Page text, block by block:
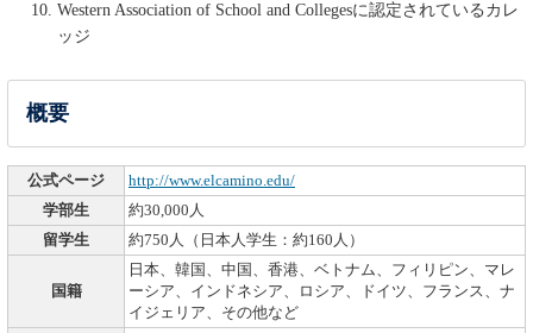
Western Association of School and Collegesに認定されているカレ
ッジ
概要
公式ページ
http://www.elcamino.edu/
学部生
約30,000人
留学生
約750人（日本人学生：約160人）
国籍
日本、韓国、中国、香港、ベトナム、フィリピン、マレ
ーシア、インドネシア、ロシア、ドイツ、フランス、ナ
イジェリア、その他など